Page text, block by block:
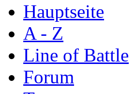
Hauptseite
A - Z
Line of Battle
Forum